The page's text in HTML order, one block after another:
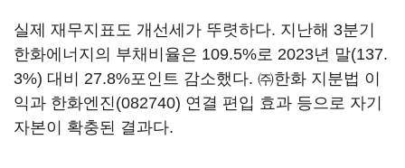
실제 재무지표도 개선세가 뚜렷하다. 지난해 3분기
한화에너지의 부채비율은 109.5%로 2023년 말(137.
3%) 대비 27.8%포인트 감소했다. ㈜한화 지분법 이
익과 한화엔진(082740) 연결 편입 효과 등으로 자기
자본이 확충된 결과다.